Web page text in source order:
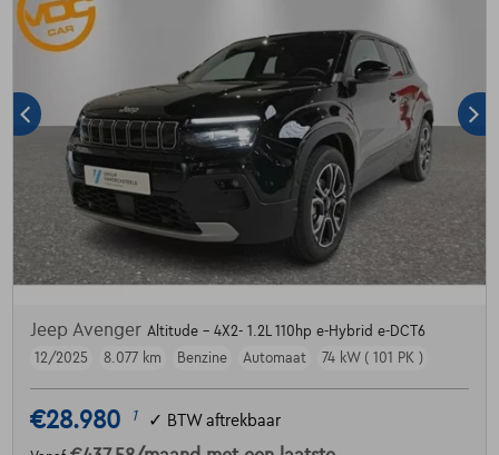
Jeep Avenger Altitude - 4X2- 1.2L 110hp e-Hybrid e-DCT6
12/2025
8.077 km Benzine Automaat 74 kW ( 101 PK )
€28.980 1 ✓ BTW aftrekbaar